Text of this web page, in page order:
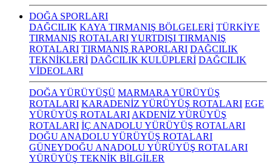
DOĞA SPORLARI
DAĞCILIK KAYA TIRMANIŞ BÖLGELERİ TÜRKİYE
TIRMANIŞ ROTALARIYURTDIŞI TIRMANIŞ
ROTALARI TIRMANIŞ RAPORLARI DAĞCILIK
TEKNİKLERİ DAĞCILIK KULÜPLERİ DAĞCILIK
VİDEOLARI
DOĞA YÜRÜYÜŞÜ MARMARA YÜRÜYÜŞ
ROTALARI KARADENİZ YÜRÜYÜŞ ROTALARI EGE
YÜRÜYÜŞ ROTALARI AKDENİZ YÜRÜYÜŞ
ROTALARI İÇ ANADOLU YÜRÜYÜŞ ROTALARI
DOĞU ANADOLU YÜRÜYÜŞ ROTALARI
GÜNEYDOĞU ANADOLU YÜRÜYÜŞ ROTALARI
YÜRÜYÜŞ TEKNİK BİLGİLER